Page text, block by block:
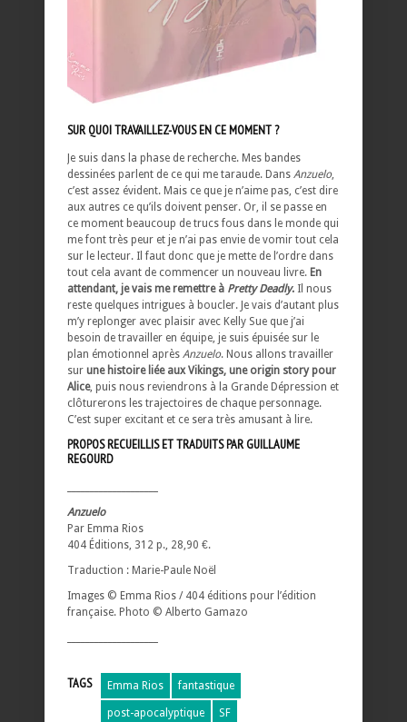
SUR QUOI TRAVAILLEZ-VOUS EN CE MOMENT ?
Je suis dans la phase de recherche. Mes bandes
dessinées parlent de ce qui me taraude. Dans Anzuelo,
c’est assez évident. Mais ce que je n’aime pas, c’est dire
aux autres ce qu’ils doivent penser. Or, il se passe en
ce moment beaucoup de trucs fous dans le monde qui
me font très peur et je n’ai pas envie de vomir tout cela
sur le lecteur. Il faut donc que je mette de l’ordre dans
tout cela avant de commencer un nouveau livre. En
attendant, je vais me remettre à Pretty Deadly. Il nous
reste quelques intrigues à boucler. Je vais d’autant plus
m’y replonger avec plaisir avec Kelly Sue que j’ai
besoin de travailler en équipe, je suis épuisée sur le
plan émotionnel après Anzuelo. Nous allons travailler
sur une histoire liée aux Vikings, une origin story pour
Alice, puis nous reviendrons à la Grande Dépression et
clôturerons les trajectoires de chaque personnage.
C’est super excitant et ce sera très amusant à lire.
PROPOS RECUEILLIS ET TRADUITS PAR GUILLAUME
REGOURD
Anzuelo
Par Emma Rios
404 Éditions, 312 p., 28,90 €.
Traduction : Marie-Paule Noël
Images © Emma Rios / 404 éditions pour l’édition
française. Photo © Alberto Gamazo
TAGS Emma Rios fantastique
post-apocalyptique SF